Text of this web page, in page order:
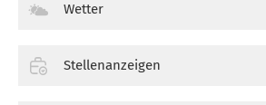
Wetter
Stellenanzeigen